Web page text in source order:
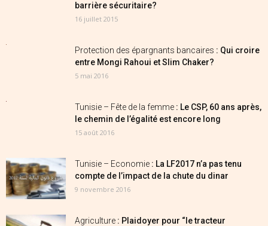
barrière sécuritaire?
16 juillet 2015
Protection des épargnants bancaires : Qui croire
entre Mongi Rahoui et Slim Chaker?
5 mai 2016
Tunisie – Fête de la femme : Le CSP, 60 ans après,
le chemin de l’égalité est encore long
15 août 2016
Tunisie – Economie : La LF2017 n’a pas tenu
compte de l’impact de la chute du dinar
9 novembre 2016
Agriculture : Plaidoyer pour “le tracteur